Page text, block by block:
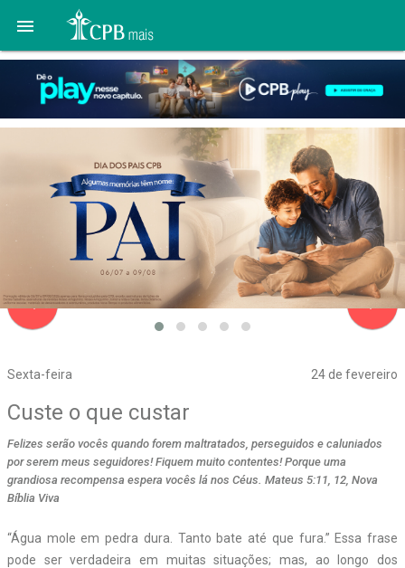

Sexta-feira 24 de fevereiro
navigate_before
Custe o que custar
Felizes serão vocês quando forem maltratados, perseguidos e caluniados
por serem meus seguidores! Fiquem muito contentes! Porque uma
grandiosa recompensa espera vocês lá nos Céus. Mateus 5:11, 12, Nova
Bíblia Viva
“Água mole em pedra dura. Tanto bate até que fura.” Essa frase
pode ser verdadeira em muitas situações; mas, ao longo dos
navigate_next